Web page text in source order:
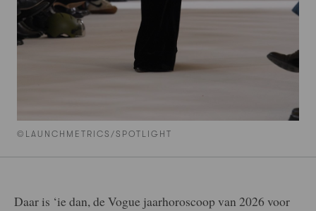
©LAUNCHMETRICS/SPOTLIGHT
Daar is ‘ie dan, de Vogue jaarhoroscoop van 2026 voor